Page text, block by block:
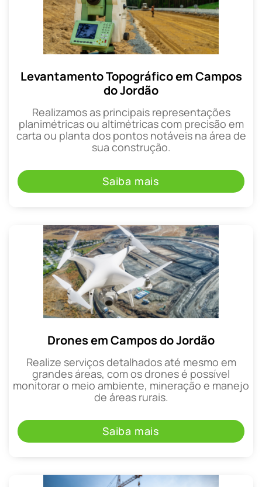
Levantamento Topográfico em Campos
do Jordão
Realizamos as principais representações
planimétricas ou altimétricas com precisão em
carta ou planta dos pontos notáveis na área de
sua construção.
Saiba mais
Drones em Campos do Jordão
Realize serviços detalhados até mesmo em
grandes áreas, com os drones é possível
monitorar o meio ambiente, mineração e manejo
de áreas rurais.
Saiba mais